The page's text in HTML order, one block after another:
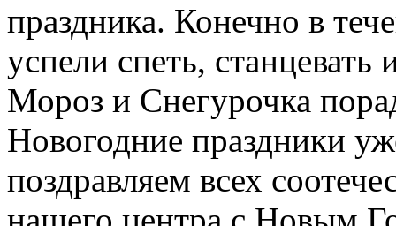
праздника. Конечно в
успели спеть, станцевать
Мороз и Снегурочка
Новогодние праздники
поздравляем всех